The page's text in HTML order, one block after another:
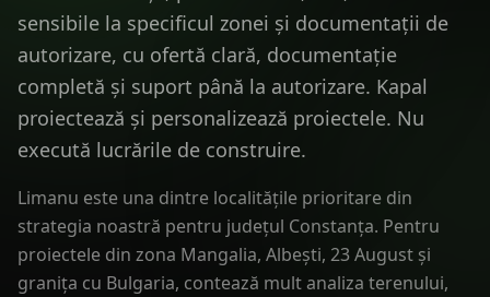
sensibile la specificul zonei și documentații de
autorizare, cu ofertă clară, documentație
completă și suport până la autorizare. Kapal
proiectează și personalizează proiectele. Nu
execută lucrările de construire.
Limanu este una dintre localitățile prioritare din
strategia noastră pentru județul Constanța. Pentru
proiectele din zona Mangalia, Albești, 23 August și
granița cu Bulgaria, contează mult analiza terenului,